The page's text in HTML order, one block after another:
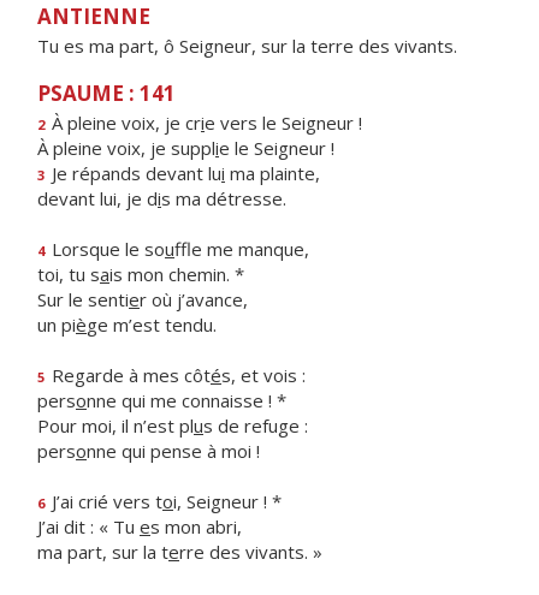
ANTIENNE
Tu es ma part, ô Seigneur, sur la terre des vivants.
PSAUME : 141
2 À pleine voix, je crie vers le Seigneur !
À pleine voix, je supplie le Seigneur !
3 Je répands devant lui ma plainte,
devant lui, je dis ma détresse.
4 Lorsque le souffle me manque,
toi, tu sais mon chemin. *
Sur le sentier où j’avance,
un piège m’est tendu.
5 Regarde à mes côtés, et vois :
personne qui me connaisse ! *
Pour moi, il n’est plus de refuge :
personne qui pense à moi !
6 J’ai crié vers toi, Seigneur ! *
J’ai dit : « Tu es mon abri,
ma part, sur la terre des vivants. »